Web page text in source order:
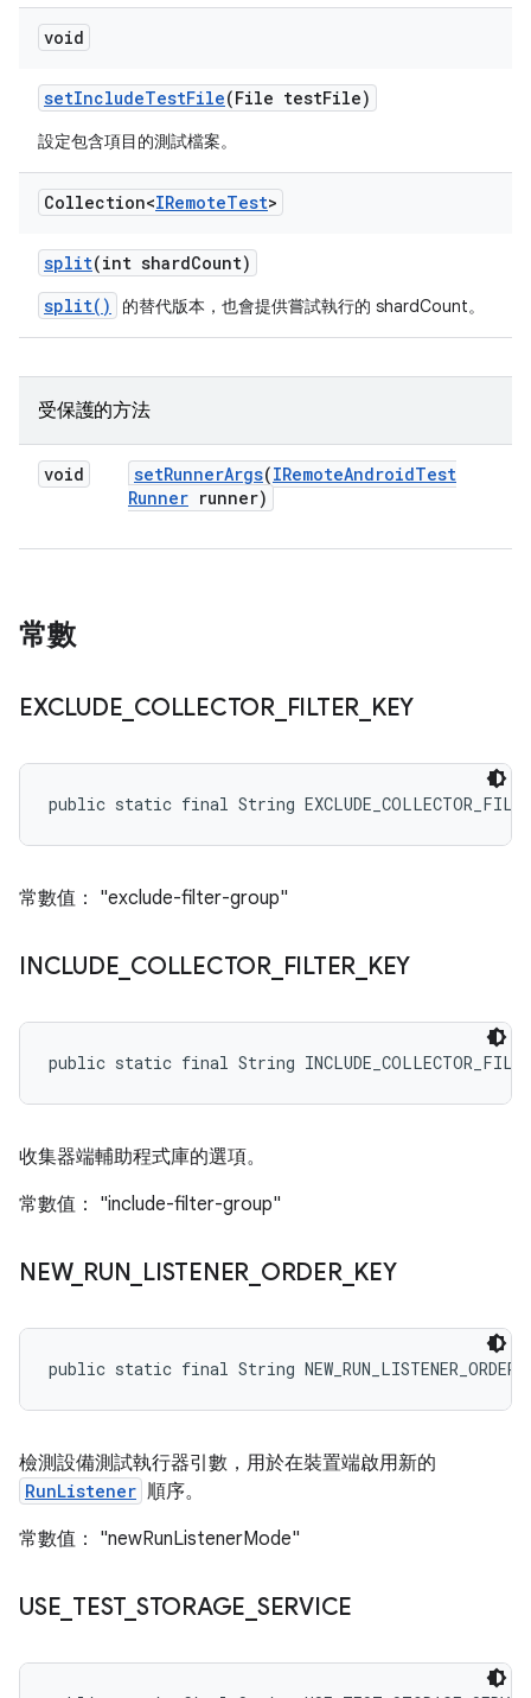
void
setIncludeTestFile(File testFile)
設定包含項目的測試檔案。
Collection<IRemoteTest>
split(int shardCount)
split()
的替代版本，也會提供嘗試執行的 shardCount。
受保護的方法
void setRunnerArgs(IRemoteAndroidTest
Runner runner)
常數
EXCLUDE COLLECTOR_ FILTER KEY
public static final String
常數值： "exclude-filter-group"
INCLUDE COLLECTOR_ FILTER KEY
public static final String
收集器端輔助程式庫的選項。
常數值： "include-filter-group"
NEW_ RUN LISTENER ORDER_ KEY
public static final String
檢測設備測試執行器引數，用於在裝置端啟用新的
RunListener 順序。
常數值： "newRunListenerMode"
USE TEST_ STORAGE SERVICE